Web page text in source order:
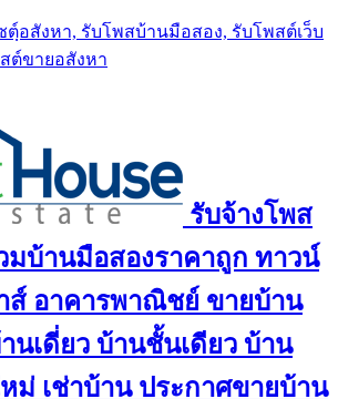
ตฺ์อสังหา, รับโพสบ้านมือสอง, รับโพสต์เว็บ
ต์ขายอสังหา
รับจ้างโพส
มบ้านมือสองราคาถูก ทาวน์
ส์ อาคารพาณิชย์ ขายบ้าน
นเดี่ยว บ้านชั้นเดียว บ้าน
ม่ เช่าบ้าน ประกาศขายบ้าน